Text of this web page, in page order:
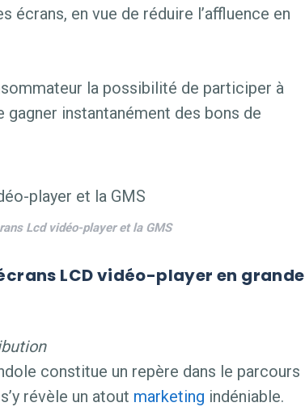
écrans, en vue de réduire l’affluence en
la possibilité de participer à
instantanément des bons de
Lcd vidéo-player et la GMS
LCD vidéo-player en grande
constitue un repère dans le parcours
révèle un atout marketing indéniable.